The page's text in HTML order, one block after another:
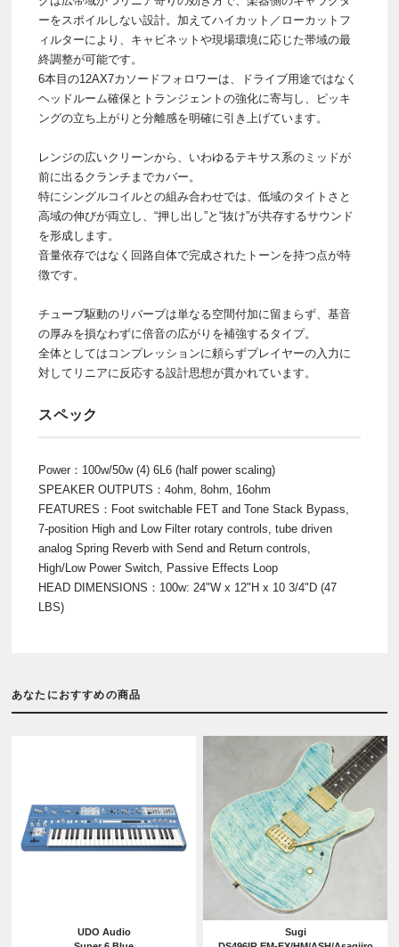
ーをスポイルしない設計。加えてハイカット／ローカットフ
ィルターにより、キャビネットや現場環境に応じた帯域の最
終調整が可能です。
6本目の12AX7カソードフォロワーは、ドライブ用途ではなく
ヘッドルーム確保とトランジェントの強化に寄与し、ピッキ
ングの立ち上がりと分離感を明確に引き上げています。
レンジの広いクリーンから、いわゆるテキサス系のミッドが
前に出るクランチまでカバー。
特にシングルコイルとの組み合わせでは、低域のタイトさと
高域の伸びが両立し、“押し出し”と“抜け”が共存するサウンド
を形成します。
音量依存ではなく回路自体で完成されたトーンを持つ点が特
徴です。
チューブ駆動のリバーブは単なる空間付加に留まらず、基音
の厚みを損なわずに倍音の広がりを補強するタイプ。
全体としてはコンプレッションに頼らずプレイヤーの入力に
対してリニアに反応する設計思想が貫かれています。
スペック
Power：100w/50w (4) 6L6 (half power scaling)
SPEAKER OUTPUTS：4ohm, 8ohm, 16ohm
FEATURES：Foot switchable FET and Tone Stack Bypass,
7-position High and Low Filter rotary controls, tube driven
analog Spring Reverb with Send and Return controls,
High/Low Power Switch, Passive Effects Loop
HEAD DIMENSIONS：100w: 24"W x 12"H x 10 3/4"D (47
LBS)
あなたにおすすめの商品
UDO Audio
Sugi